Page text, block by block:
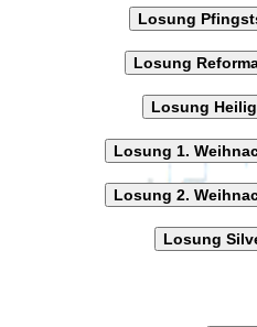
Losung
Losung
Losung
Losung 1.
Losung 2.
Losung